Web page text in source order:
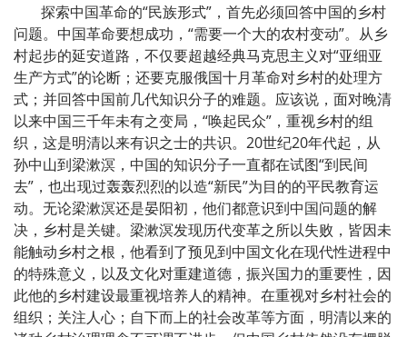
探索中国革命的“民族形式”，首先必须回答中国的乡村
问题。中国革命要想成功，“需要一个大的农村变动”。从乡
村起步的延安道路，不仅要超越经典马克思主义对“亚细亚
生产方式”的论断；还要克服俄国十月革命对乡村的处理方
式；并回答中国前几代知识分子的难题。应该说，面对晚清
以来中国三千年未有之变局，“唤起民众”，重视乡村的组
织，这是明清以来有识之士的共识。20世纪20年代起，从
孙中山到梁漱溟，中国的知识分子一直都在试图“到民间
去”，也出现过轰轰烈烈的以造“新民”为目的的平民教育运
动。无论梁漱溟还是晏阳初，他们都意识到中国问题的解
决，乡村是关键。梁漱溟发现历代变革之所以失败，皆因未
能触动乡村之根，他看到了预见到中国文化在现代性进程中
的特殊意义，以及文化对重建道德，振兴国力的重要性，因
此他的乡村建设最重视培养人的精神。在重视对乡村社会的
组织；关注人心；自下而上的社会改革等方面，明清以来的